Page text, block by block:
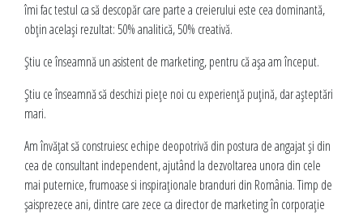
îmi fac testul ca să descopăr care parte a creierului este cea dominantă,
obțin același rezultat: 50% analitică, 50% creativă.
Știu ce înseamnă un asistent de marketing, pentru că așa am început.
Știu ce înseamnă să deschizi piețe noi cu experiență puțină, dar așteptări
mari.
Am învățat să construiesc echipe deopotrivă din postura de angajat și din
cea de consultant independent, ajutând la dezvoltarea unora din cele
mai puternice, frumoase si inspiraționale branduri din România. Timp de
șaisprezece ani, dintre care zece ca director de marketing în corporație